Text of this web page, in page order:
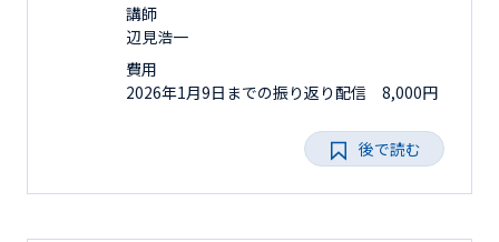
講師
辺見浩一
費用
2026年1月9日までの振り返り配信 8,000円
後で読む